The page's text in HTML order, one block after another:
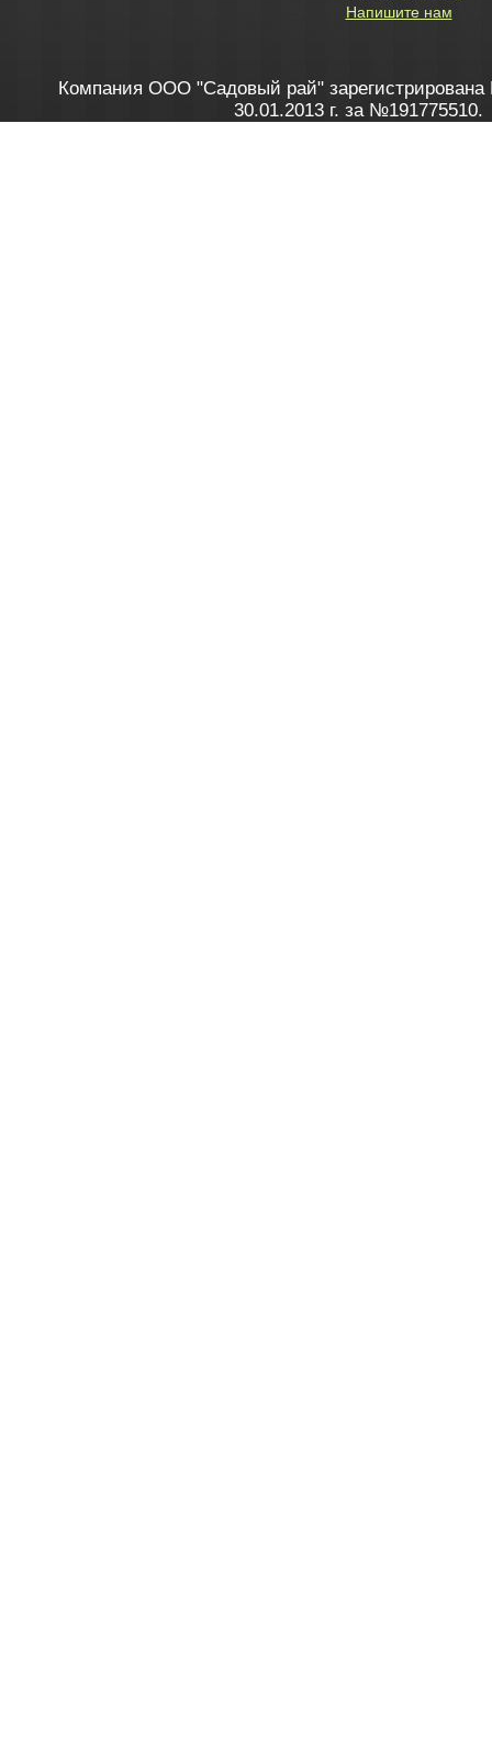
Напишите нам
Компания ООО "Садовый рай" зарегистрирована
30.01.2013 г. за №191775510.